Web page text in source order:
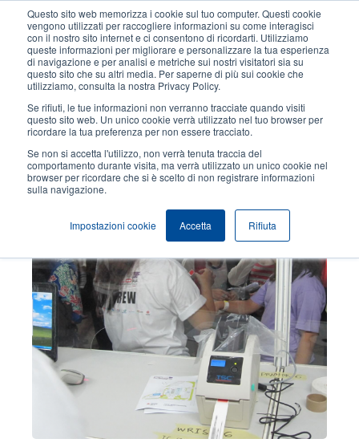
Questo sito web memorizza i cookie sul tuo computer. Questi cookie
vengono utilizzati per raccogliere informazioni su come interagisci
con il nostro sito internet e ci consentono di ricordarti. Utilizziamo
queste informazioni per migliorare e personalizzare la tua esperienza
di navigazione e per analisi e metriche sui nostri visitatori sia su
questo sito che su altri media. Per saperne di più sui cookie che
utilizziamo, consulta la nostra Privacy Policy.
Se rifiuti, le tue informazioni non verranno tracciate quando visiti
questo sito web. Un unico cookie verrà utilizzato nel tuo browser per
ricordare la tua preferenza per non essere tracciato.
Se non si accetta l'utilizzo, non verrà tenuta traccia del
comportamento durante visita, ma verrà utilizzato un unico cookie nel
browser per ricordare che si è scelto di non registrare informazioni
sulla navigazione.
Impostazioni cookie Accetta Rifiuta
contenuto
principale
User
account
User
Header
Seleziona Prodotti Contatto Vendite
Divertimento
Temi